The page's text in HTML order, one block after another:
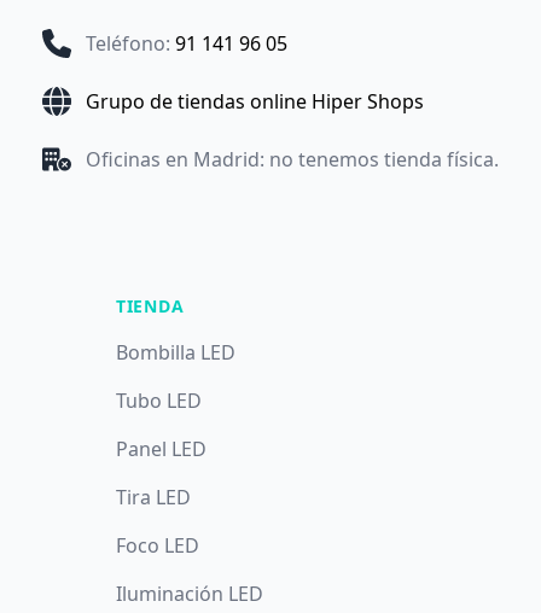
Teléfono: 91 141 96 05
Grupo de tiendas online Hiper Shops
Oficinas en Madrid: no tenemos tienda física.
TIENDA
Bombilla LED
Tubo LED
Panel LED
Tira LED
Foco LED
Iluminación LED